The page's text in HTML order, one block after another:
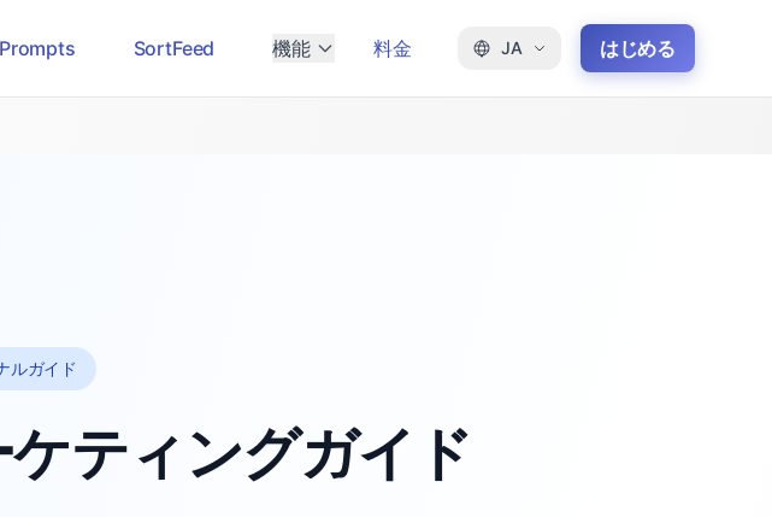
SortFeed 機能 料金 JA はじめる
ルガイド
ティングガイド